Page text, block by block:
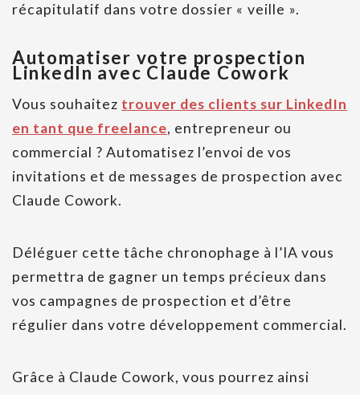
récapitulatif dans votre dossier « veille ».
Automatiser votre prospection
LinkedIn avec Claude Cowork
Vous souhaitez trouver des clients sur LinkedIn
en tant que freelance, entrepreneur ou
commercial ? Automatisez l’envoi de vos
invitations et de messages de prospection avec
Claude Cowork.
Déléguer cette tâche chronophage à l’IA vous
permettra de gagner un temps précieux dans
vos campagnes de prospection et d’être
régulier dans votre développement commercial.
Grâce à Claude Cowork, vous pourrez ainsi